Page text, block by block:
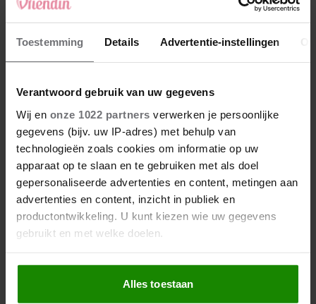
Toestemming Details Advertentie-instellingen
Verantwoord gebruik van uw gegevens
Wij en onze 1022 partners verwerken je persoonlijke
gegevens (bijv. uw IP-adres) met behulp van
technologieën zoals cookies om informatie op uw
apparaat op te slaan en te gebruiken met als doel
gepersonaliseerde advertenties en content, metingen aan
advertenties en content, inzicht in publiek en
productontwikkeling. U kunt kiezen wie uw gegevens
gebruikt en met welke doelen.
Als u het toestaat, willen we ook graag:
Informatie verzamelen over uw geografische
Alles toestaan
blikvanger van de straat
die je ooit hebt geproefd